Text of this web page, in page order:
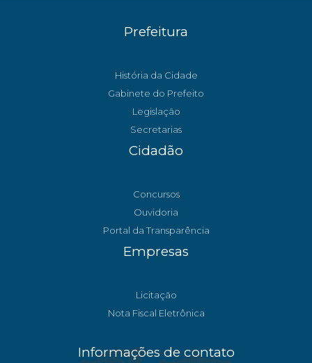
Prefeitura
História da Cidade
Gabinete do Prefeito
Legislação
Secretarias
Cidadão
Concursos
Ouvidoria
Portal da Transparência
Empresas
Licitação
Nota Fiscal Eletrônica
Informações de contato